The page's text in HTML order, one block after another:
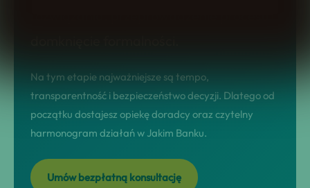
Na tym etapie najważniejsze są tempo,
transparentność i bezpieczeństwo decyzji. Dlatego od
początku dostajesz opiekę doradcy oraz czytelny
harmonogram działań w Jakim Banku.
Umów bezpłatną konsultację